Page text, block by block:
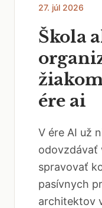
27. júl 2026
Škola
ére ai
V ére AI už
odovzdávať
spravovať
pasívnych
architektov